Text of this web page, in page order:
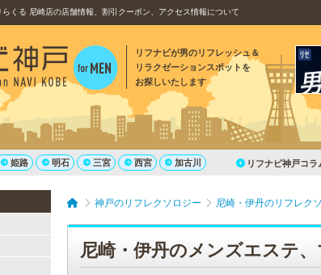
くる 尼崎店の店舗情報、割引クーポン、アクセス情報について
リフナビが男のリフレッシュ＆
リラクゼーションスポットを
お探しいたします
姫路 明石 三宮 西宮 加古川 リフナビ神戸コラ
神戸のリフレクソロジー 尼崎・伊丹のリフレク
尼崎・伊丹のメンズエステ